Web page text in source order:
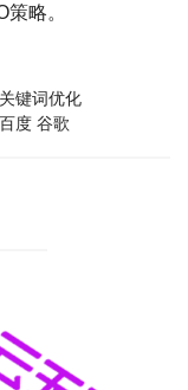
略。
关键词优化
百度 谷歌